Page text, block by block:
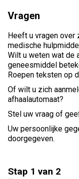
Vragen
Heeft u vragen
medische
Wilt u weten wat de
geneesmiddel
Roepen teksten op
Of wilt u zich
afhaalautomaat?
Stel uw vraag of
Uw persoonlijke
doorgegeven.
Stap 1 van 2